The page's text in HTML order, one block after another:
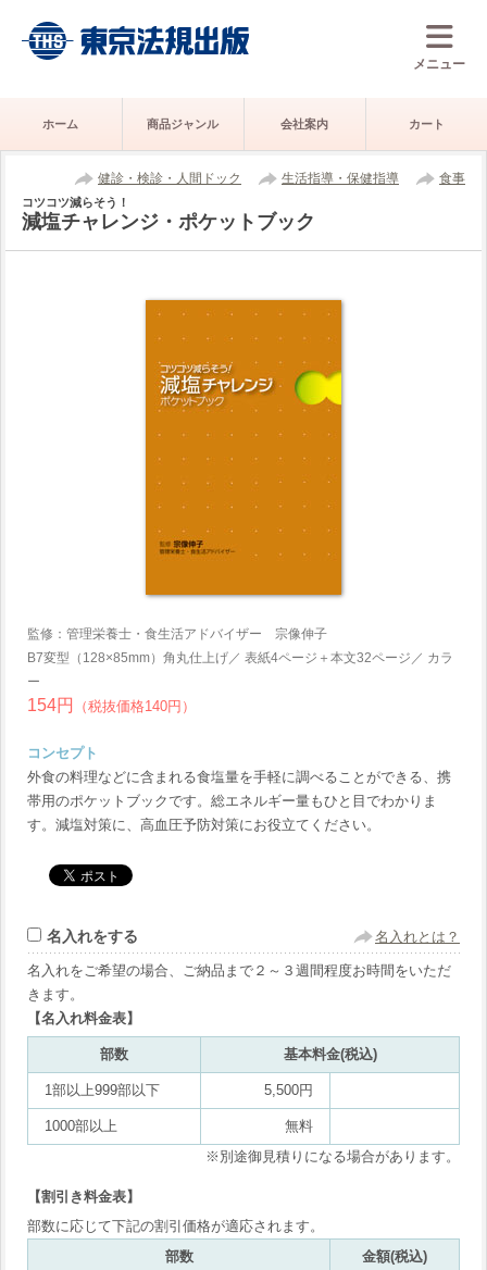
メニュー
ホーム 商品ジャンル 会社案内 カート
健診・検診・人間ドック 生活指導・保健指導 食事
コツコツ減らそう！
減塩チャレンジ・ポケットブック
監修：管理栄養士・食生活アドバイザー 宗像伸子
B7変型（128×85mm）角丸仕上げ／ 表紙4ページ＋本文32ページ／ カラ
ー
154円 （税抜価格140円）
コンセプト
外食の料理などに含まれる食塩量を手軽に調べることができる、携
帯用のポケットブックです。総エネルギー量もひと目でわかりま
す。減塩対策に、高血圧予防対策にお役立てください。
名入れをする 名入れとは？
名入れをご希望の場合、ご納品まで２～３週間程度お時間をいただ
きます。
【名入れ料金表】
部数 基本料金(税込)
1部以上999部以下 5,500円
1000部以上
無料
※別途御見積りになる場合があります。
【割引き料金表】
部数に応じて下記の割引価格が適応されます。
部数
金額(税込)